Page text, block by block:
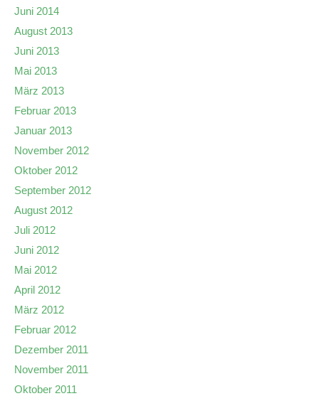
Juni 2014
August 2013
Juni 2013
Mai 2013
März 2013
Februar 2013
Januar 2013
November 2012
Oktober 2012
September 2012
August 2012
Juli 2012
Juni 2012
Mai 2012
April 2012
März 2012
Februar 2012
Dezember 2011
November 2011
Oktober 2011